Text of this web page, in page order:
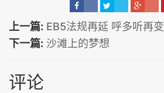
上一篇: EB5法规再延 呼多听再变
下一篇: 沙滩上的梦想
评论